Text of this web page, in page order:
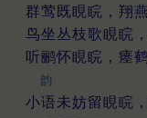
群莺既睍睆，翔
鸟坐丛枝歌睍睆
听鹂怀睍睆，瘗
韵
小语未妨留睍睆